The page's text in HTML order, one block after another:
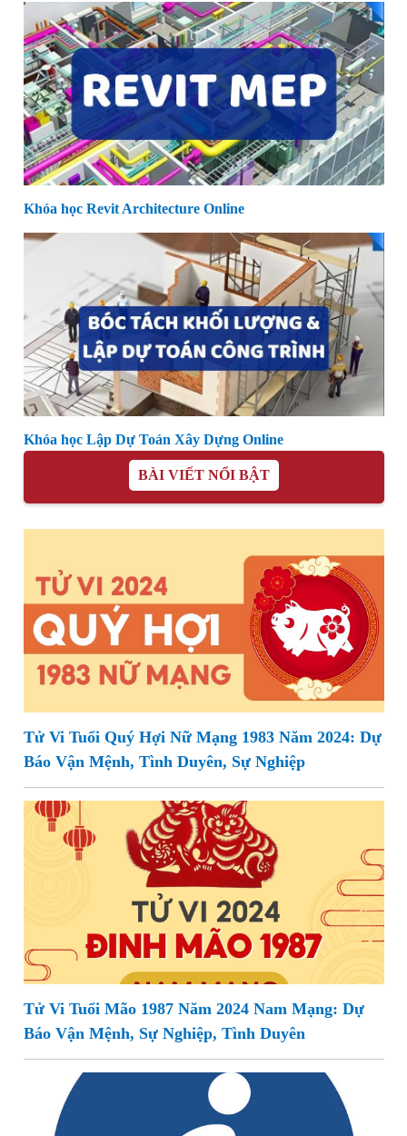
Khóa học Revit Architecture Online
Khóa học Lập Dự Toán Xây Dựng Online
BÀI VIẾT NỔI BẬT
Tử Vi Tuổi Quý Hợi Nữ Mạng 1983 Năm 2024: Dự
Báo Vận Mệnh, Tình Duyên, Sự Nghiệp
Tử Vi Tuổi Mão 1987 Năm 2024 Nam Mạng: Dự
Báo Vận Mệnh, Sự Nghiệp, Tình Duyên